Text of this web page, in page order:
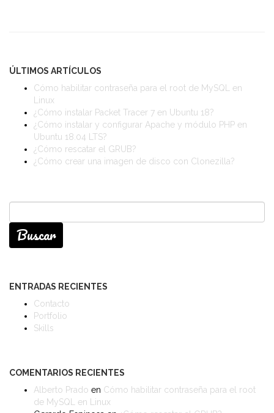
ÚLTIMOS ARTÍCULOS
Cómo habilitar contraseña para el root de MySQL en
Linux
¿Cómo instalar Packet Tracer 7 en Ubuntu 18?
¿Cómo instalar y configurar Apache y módulo PHP en
Ubuntu 18.04 LTS?
¿Cómo rescatar el GRUB?
¿Cómo crear una imagen de disco con Clonezilla?
ENTRADAS RECIENTES
Contacto
Portfolio
Skills
COMENTARIOS RECIENTES
Alberto Prado en Cómo habilitar contraseña para el root
de MySQL en Linux